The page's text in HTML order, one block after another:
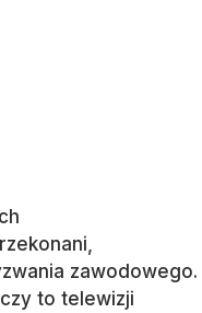
zawodowego.
to telewizji